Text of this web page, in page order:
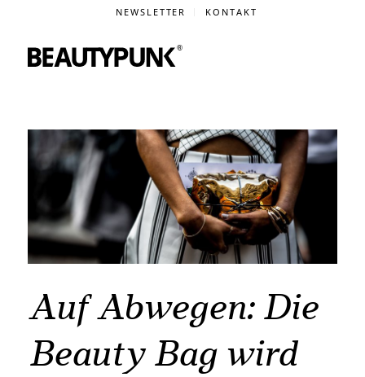
NEWSLETTER KONTAKT
Auf Abwegen: Die
Beauty Bag wird